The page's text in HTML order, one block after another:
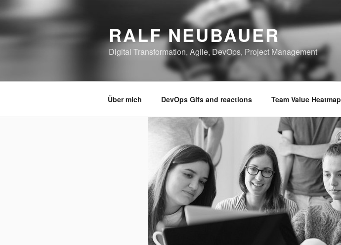
Inhalt
RALF NEUBAUER
Digital Transformation, Agile, DevOps, Project Management
Über mich DevOps Gifs and reactions Team Value Heatmap